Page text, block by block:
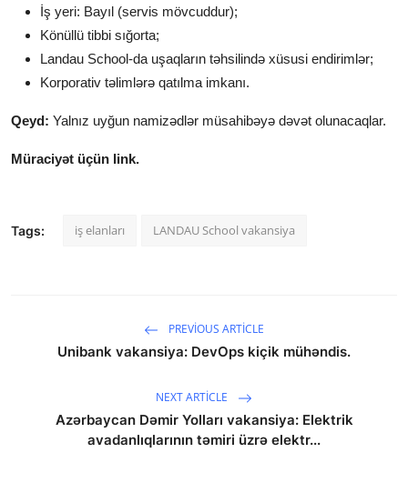
İş yeri: Bayıl (servis mövcuddur);
Könüllü tibbi sığorta;
Landau School-da uşaqların təhsilində xüsusi endirimlər;
Korporativ təlimlərə qatılma imkanı.
Qeyd: Yalnız uyğun namizədlər müsahibəyə dəvət olunacaqlar.
Müraciyət üçün link.
Tags: iş elanları LANDAU School vakansiya
PREVIOUS ARTICLE
Unibank vakansiya: DevOps kiçik mühəndis.
NEXT ARTICLE
Azərbaycan Dəmir Yolları vakansiya: Elektrik
avadanlıqlarının təmiri üzrə elektr...